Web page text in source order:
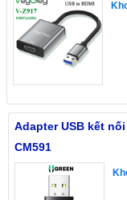
Adapter USB kết
CM591